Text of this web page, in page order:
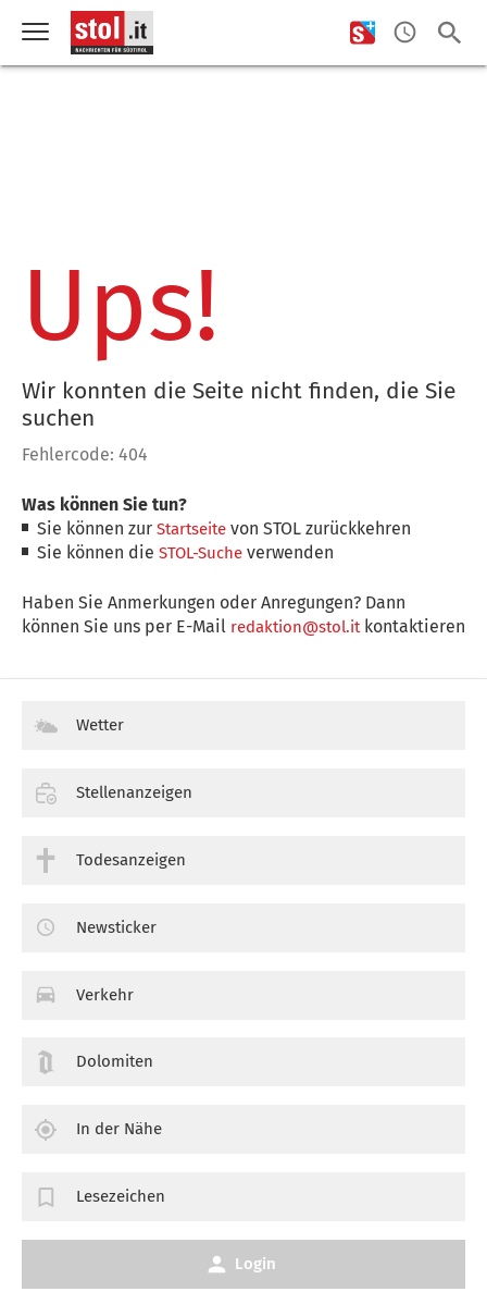
Ups!
Wir konnten die Seite nicht finden, die Sie
suchen
Fehlercode: 404
Was können Sie tun?
Sie können zurStartseite von STOL zurückkehren
Sie können dieSTOL-Suche verwenden
Haben Sie Anmerkungen oder Anregungen? Dann
können Sie uns per E-Mail redaktion@stol.itkontaktieren
Wetter
Stellenanzeigen
Todesanzeigen
Newsticker
Verkehr
Dolomiten
In der Nähe
Lesezeichen
Login